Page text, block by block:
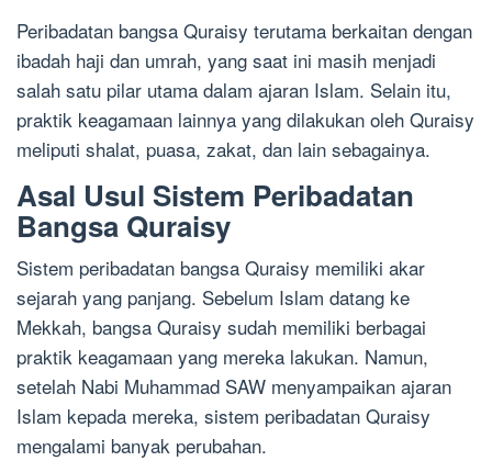
Peribadatan bangsa Quraisy terutama berkaitan dengan
ibadah haji dan umrah, yang saat ini masih menjadi
salah satu pilar utama dalam ajaran Islam. Selain itu,
praktik keagamaan lainnya yang dilakukan oleh Quraisy
meliputi shalat, puasa, zakat, dan lain sebagainya.
Asal Usul Sistem Peribadatan
Bangsa Quraisy
Sistem peribadatan bangsa Quraisy memiliki akar
sejarah yang panjang. Sebelum Islam datang ke
Mekkah, bangsa Quraisy sudah memiliki berbagai
praktik keagamaan yang mereka lakukan. Namun,
setelah Nabi Muhammad SAW menyampaikan ajaran
Islam kepada mereka, sistem peribadatan Quraisy
mengalami banyak perubahan.